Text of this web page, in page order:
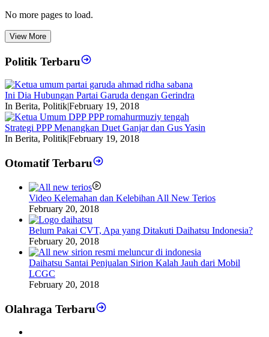
No more pages to load.
View More
Politik Terbaru
Ini Dia Hubungan Partai Garuda dengan Gerindra
In Berita, Politik|February 19, 2018
Strategi PPP Menangkan Duet Ganjar dan Gus Yasin
In Berita, Politik|February 19, 2018
Otomatif Terbaru
Video Kelemahan dan Kelebihan All New Terios
February 20, 2018
Belum Pakai CVT, Apa yang Ditakuti Daihatsu Indonesia?
February 20, 2018
Daihatsu Santai Penjualan Sirion Kalah Jauh dari Mobil
LCGC
February 20, 2018
Olahraga Terbaru